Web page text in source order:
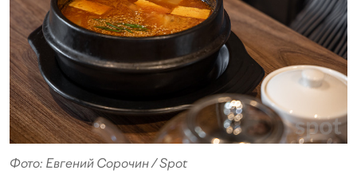
Фото: Евгений Сорочин / Spot